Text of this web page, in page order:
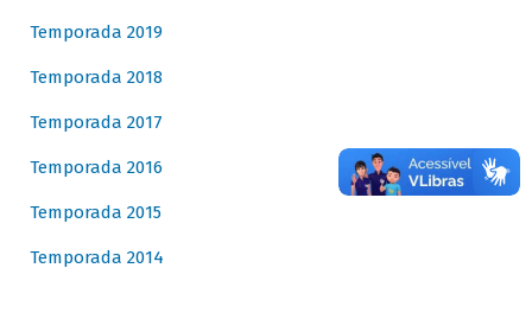
Temporada 2019
Temporada 2018
Temporada 2017
Temporada 2016
Temporada 2015
Temporada 2014